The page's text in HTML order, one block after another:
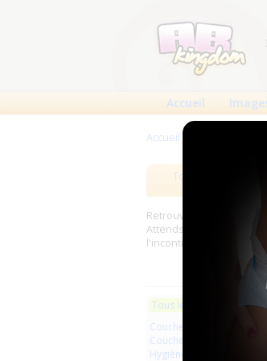
Accueil
Accueil
Tous les produits
Retrouverez sur cette
Attends, Bambino...) et
l'incontinence.
Tous les produits
Couches à usage unique
Couches lavables
Hygiène usage unique